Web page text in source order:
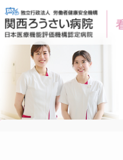
Skip
to
content